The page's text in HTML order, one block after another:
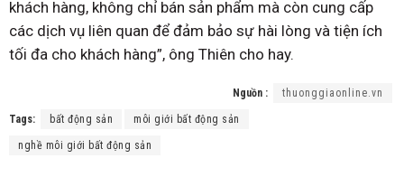
khách hàng, không chỉ bán sản phẩm mà còn cung cấp
các dịch vụ liên quan để đảm bảo sự hài lòng và tiện ích
tối đa cho khách hàng”, ông Thiên cho hay.
Nguồn : thuonggiaonline.vn
Tags: bất động sản môi giới bất động sản
nghề môi giới bất động sản